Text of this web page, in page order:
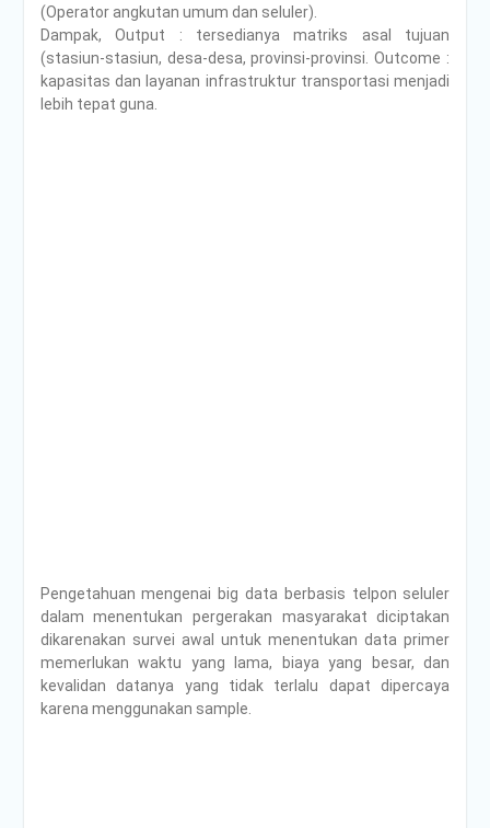
(Operator angkutan umum dan seluler).
Dampak, Output : tersedianya matriks asal tujuan
(stasiun-stasiun, desa-desa, provinsi-provinsi. Outcome :
kapasitas dan layanan infrastruktur transportasi menjadi
lebih tepat guna.
Pengetahuan mengenai big data berbasis telpon seluler
dalam menentukan pergerakan masyarakat diciptakan
dikarenakan survei awal untuk menentukan data primer
memerlukan waktu yang lama, biaya yang besar, dan
kevalidan datanya yang tidak terlalu dapat dipercaya
karena menggunakan sample.